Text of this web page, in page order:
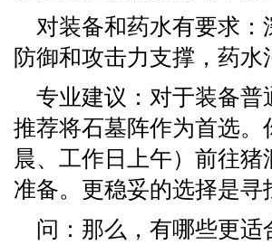
对装备和药水有要求
防御和攻击力支撑，药水
专业建议：对于装备
推荐将石墓阵作为首选
晨、工作日上午）前往
准备。更稳妥的选择是寻
问：那么，有哪些更